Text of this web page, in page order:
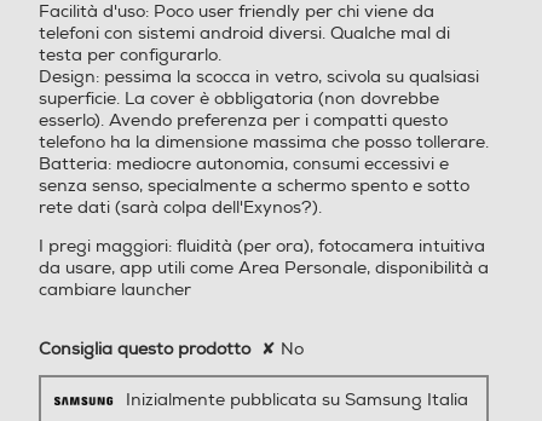
68
Dimensioni - Peso
Altezza-mm
147
Larghezza-mm
70,6
Scatta da
lontano.
Anche al
buio.
Capacità RAM - MB
8000
Capacità RAM - MB
4000
Tipo di RAM Tipo di RAM
Espansione memoria-GB Espansione memoria-GB
Tipo di memoria Tipo di memoria
Facilità d'uso: Poco user friendly per chi viene da
telefoni con sistemi android diversi. Qualche mal di
testa per configurarlo.
Design: pessima la scocca in vetro, scivola su qualsiasi
superficie. La cover è obbligatoria (non dovrebbe
esserlo). Avendo preferenza per i compatti questo
telefono ha la dimensione massima che posso tollerare.
Batteria: mediocre autonomia, consumi eccessivi e
senza senso, specialmente a schermo spento e sotto
rete dati (sarà colpa dell'Exynos?).
I pregi maggiori: fluidità (per ora), fotocamera intuitiva
da usare, app utili come Area Personale, disponibilità a
cambiare launcher
Consiglia questo prodotto ✘ No
Inizialmente pubblicata su Samsung Italia